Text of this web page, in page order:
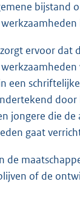
bijstand
ervoor dat
een
door
jongere die
gaat
de
of de